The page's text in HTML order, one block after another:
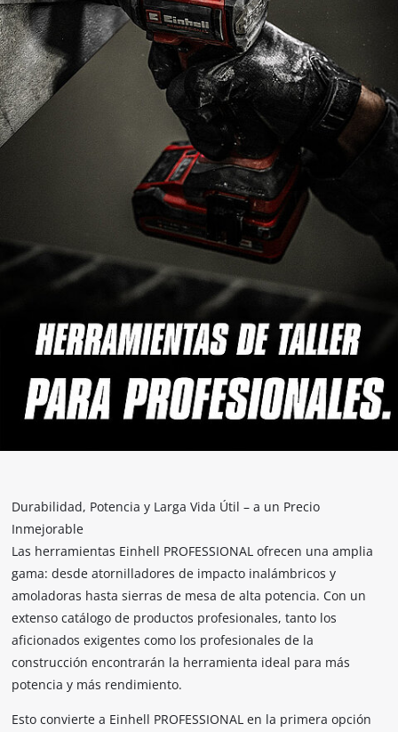
Durabilidad, Potencia y Larga Vida Útil – a un Precio
Inmejorable
Las herramientas Einhell PROFESSIONAL ofrecen una amplia
gama: desde atornilladores de impacto inalámbricos y
amoladoras hasta sierras de mesa de alta potencia. Con un
extenso catálogo de productos profesionales, tanto los
aficionados exigentes como los profesionales de la
construcción encontrarán la herramienta ideal para más
potencia y más rendimiento.
Esto convierte a Einhell PROFESSIONAL en la primera opción